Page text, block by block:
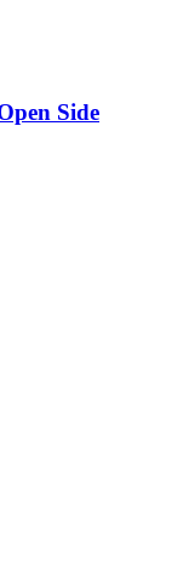
Side